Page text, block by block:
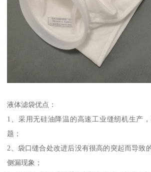
液体滤袋优点：
1、采用无硅油降温的高速工业缝纫机生产
题；
2、袋口缝合处改进后没有很高的突起而导致
侧漏现象；